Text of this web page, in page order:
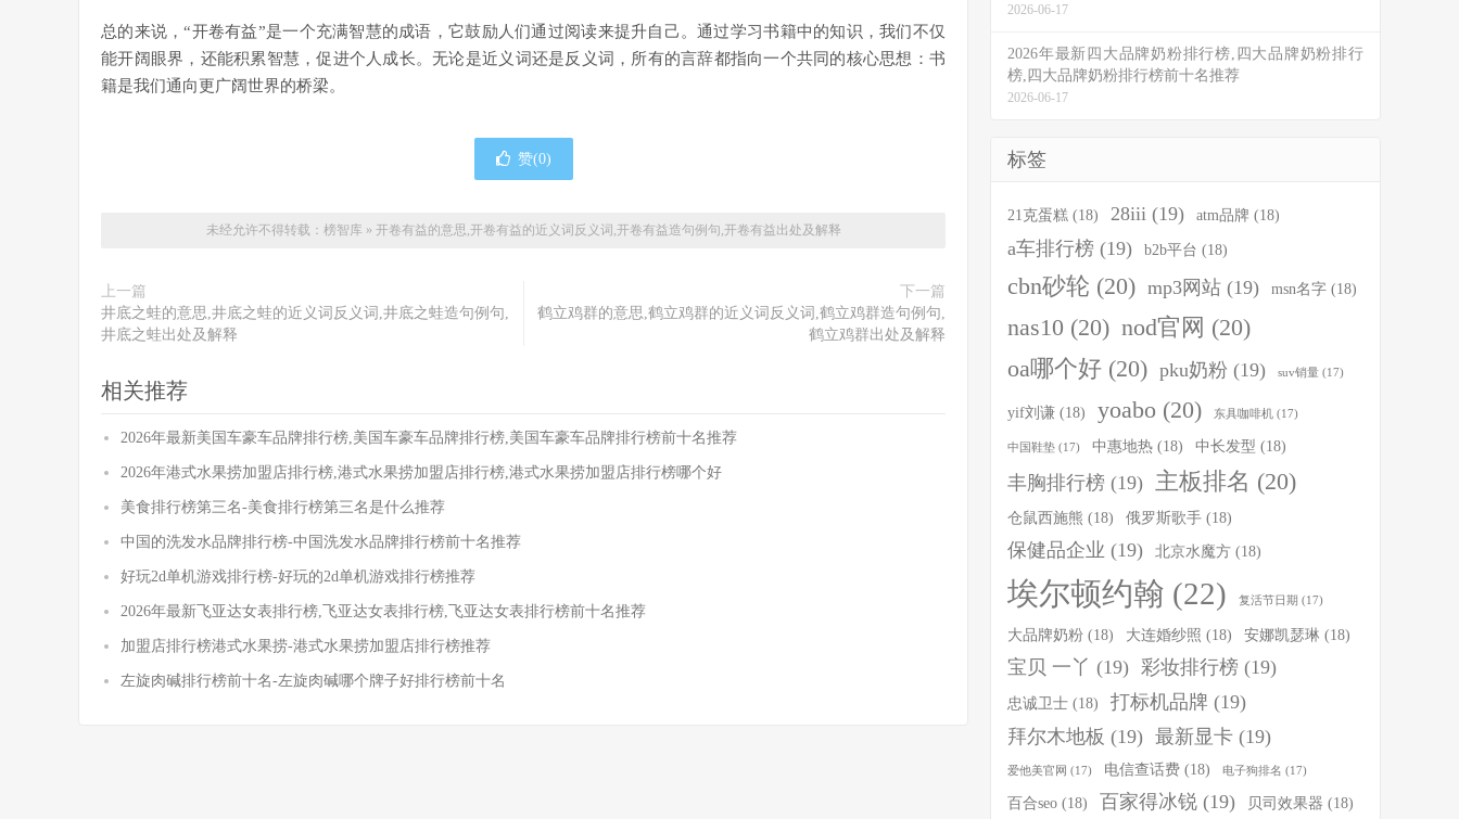
总的来说，“开卷有益”是一个充满智慧的成语，它鼓励人们通过阅读来提升自己。通过学习书籍中的知识，我们不仅
能开阔眼界，还能积累智慧，促进个人成长。无论是近义词还是反义词，所有的言辞都指向一个共同的核心思想：书
籍是我们通向更广阔世界的桥梁。
赞(0)
未经允许不得转载： 榜智库» 开卷有益的意思,开卷有益的近义词反义词,开卷有益造句例句,开卷有益出处及解释
上一篇
井底之蛙的意思,井底之蛙的近义词反义词,井底之蛙造句例句,
井底之蛙出处及解释
下一篇
鹤立鸡群的意思,鹤立鸡群的近义词反义词,鹤立鸡群造句例句,
鹤立鸡群出处及解释
相关推荐
2026年最新美国车豪车品牌排行榜,美国车豪车品牌排行榜,美国车豪车品牌排行榜前十名推荐
2026年港式水果捞加盟店排行榜,港式水果捞加盟店排行榜,港式水果捞加盟店排行榜哪个好
美食排行榜第三名-美食排行榜第三名是什么推荐
中国的洗发水品牌排行榜-中国洗发水品牌排行榜前十名推荐
好玩2d单机游戏排行榜-好玩的2d单机游戏排行榜推荐
2026年最新飞亚达女表排行榜,飞亚达女表排行榜,飞亚达女表排行榜前十名推荐
加盟店排行榜港式水果捞-港式水果捞加盟店排行榜推荐
左旋肉碱排行榜前十名-左旋肉碱哪个牌子好排行榜前十名
2026-06-17
2026年最新四大品牌奶粉排行榜,四大品牌奶粉排行
榜,四大品牌奶粉排行榜前十名推荐
2026-06-17
标签
21克蛋糕 (18) 28iii (19) atm品牌 (18)
a车排行榜 (19) b2b平台 (18)
cbn砂轮 (20) mp3网站 (19) msn名字 (18)
nas10 (20) nod官网 (20)
oa哪个好 (20) pku奶粉 (19) suv销量 (17)
yif刘谦 (18) yoabo (20) 东具咖啡机 (17)
中国鞋垫 (17) 中惠地热 (18) 中长发型 (18)
丰胸排行榜 (19) 主板排名 (20)
仓鼠西施熊 (18) 俄罗斯歌手 (18)
保健品企业 (19) 北京水魔方 (18)
埃尔顿约翰 (22) 复活节日期 (17)
大品牌奶粉 (18) 大连婚纱照 (18) 安娜凯瑟琳 (18)
宝贝 一丫 (19) 彩妆排行榜 (19)
忠诚卫士 (18) 打标机品牌 (19)
拜尔木地板 (19) 最新显卡 (19)
爱他美官网 (17) 电信查话费 (18) 电子狗排名 (17)
百合seo (18) 百家得冰锐 (19) 贝司效果器 (18)